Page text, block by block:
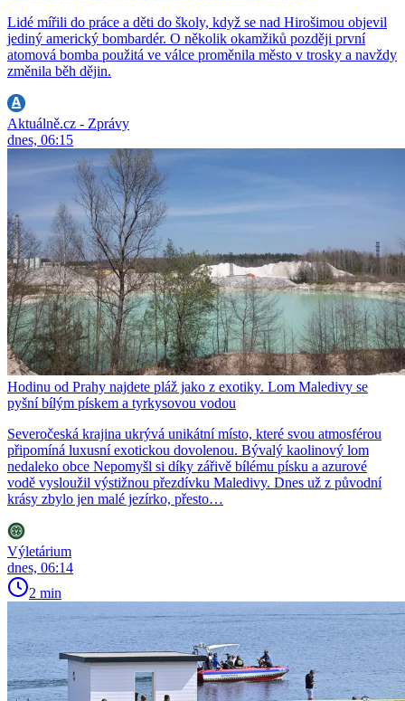
Lidé mířili do práce a děti do školy, když se nad Hirošimou objevil
jediný americký bombardér. O několik okamžiků později první
atomová bomba použitá ve válce proměnila město v trosky a navždy
změnila běh dějin.
Aktuálně.cz - Zprávy
dnes, 06:15
Hodinu od Prahy najdete pláž jako z exotiky. Lom Maledivy se
pyšní bílým pískem a tyrkysovou vodou
Severočeská krajina ukrývá unikátní místo, které svou atmosférou
připomíná luxusní exotickou dovolenou. Bývalý kaolinový lom
nedaleko obce Nepomyšl si díky zářivě bílému písku a azurové
vodě vysloužil výstižnou přezdívku Maledivy. Dnes už z původní
krásy zbylo jen malé jezírko, přesto…
Výletárium
dnes, 06:14
2 min